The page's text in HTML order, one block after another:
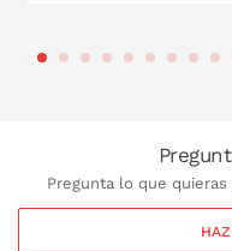
Pregunta lo que